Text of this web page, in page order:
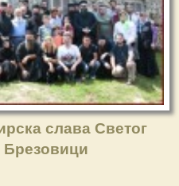
слава Светог
Брезовици